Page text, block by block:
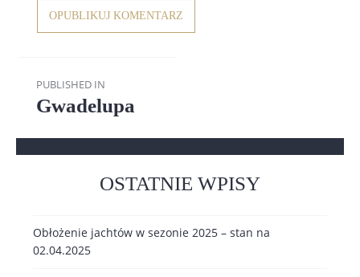
wpisu
PUBLISHED IN
Gwadelupa
OSTATNIE WPISY
Obłożenie jachtów w sezonie 2025 – stan na
02.04.2025